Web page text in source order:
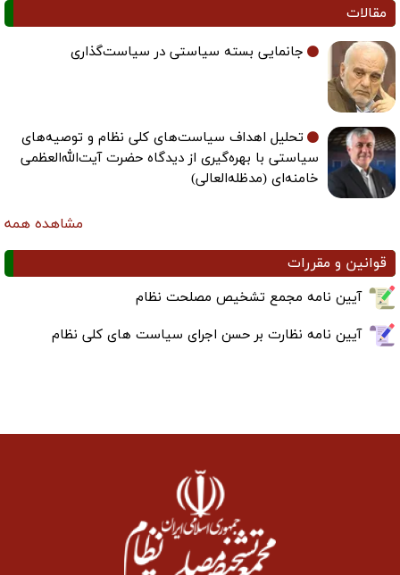
مقالات
جانمایی بسته سیاستی در سیاست‌گذاری
تحلیل اهداف سیاست‌های کلی نظام و توصیه‌های
سیاستی با بهره‌گیری از دیدگاه حضرت آیت‌الله‌العظمی
خامنه‌ای (مدظله‌العالی)
مشاهده همه
قوانین و مقررات
آیین نامه مجمع تشخیص مصلحت نظام
آیین نامه نظارت بر حسن اجرای سیاست های کلی نظام